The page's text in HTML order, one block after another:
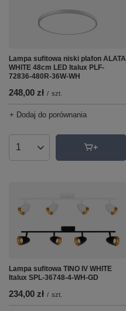
Lampa sufitowa niski plafon ALATA
WHITE 48cm LED Italux PLF-
72836-480R-36W-WH
248,00 zł / szt.
+ Dodaj do porównania
Ilość produktów
Lampa sufitowa TINO IV WHITE
Italux SPL-36748-4-WH-GD
234,00 zł / szt.